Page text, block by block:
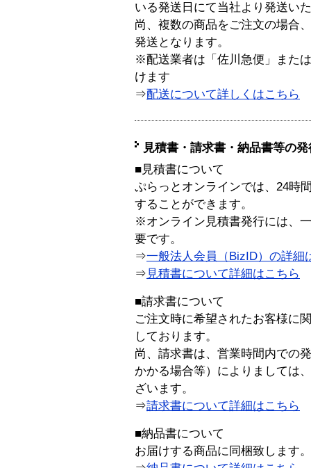
いる発送日にて当社より発送い
尚、複数の商品をご注文の場合
発送となります。
※配送業者は「佐川急便」また
けます
⇒配送について詳しくはこちら
見積書・請求書・納品書等の
■見積書について
ぷらっとオンラインでは、24時
することができます。
※オンライン見積書発行には、
要です。
⇒一般法人会員（BizID）の詳細
⇒ 見積書について詳細はこちら
■請求書について
ご注文時に希望されたお客様に
しております。
尚、請求書は、営業時間内での
かかる場合等）によりましては
ざいます。
⇒請求書について詳細はこちら
■納品書について
お届けする商品に同梱致します。